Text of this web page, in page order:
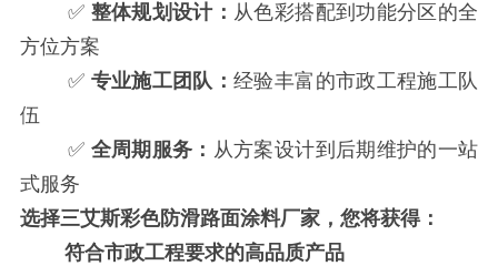
✅ 整体规划设计： 从色彩搭配到功能分区的全
方位方案
✅ 专业施工团队：经验丰富的市政工程施工队
伍
✅ 全周期服务： 从方案设计到后期维护的一站
式服务
选择三艾斯彩色防滑路面涂料厂家，您将获得：
符合市政工程要求的高品质产品